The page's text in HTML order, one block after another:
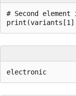
# Second